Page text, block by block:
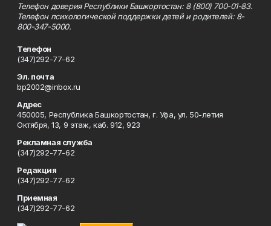
Телефон доверия Республики Башкортостан: 8 (800) 700-01-83.
Телефон психологической поддержки детей и родителей: 8-
800-347-5000.
Телефон
(347)292-77-62
Эл. почта
bp2002@inbox.ru
Адрес
450005, Республика Башкортостан, г. Уфа, ул. 50-летия
Октября, 13, 9 этаж, каб. 912, 923
Рекламная служба
(347)292-77-62
Редакция
(347)292-77-62
Приемная
(347)292-77-62